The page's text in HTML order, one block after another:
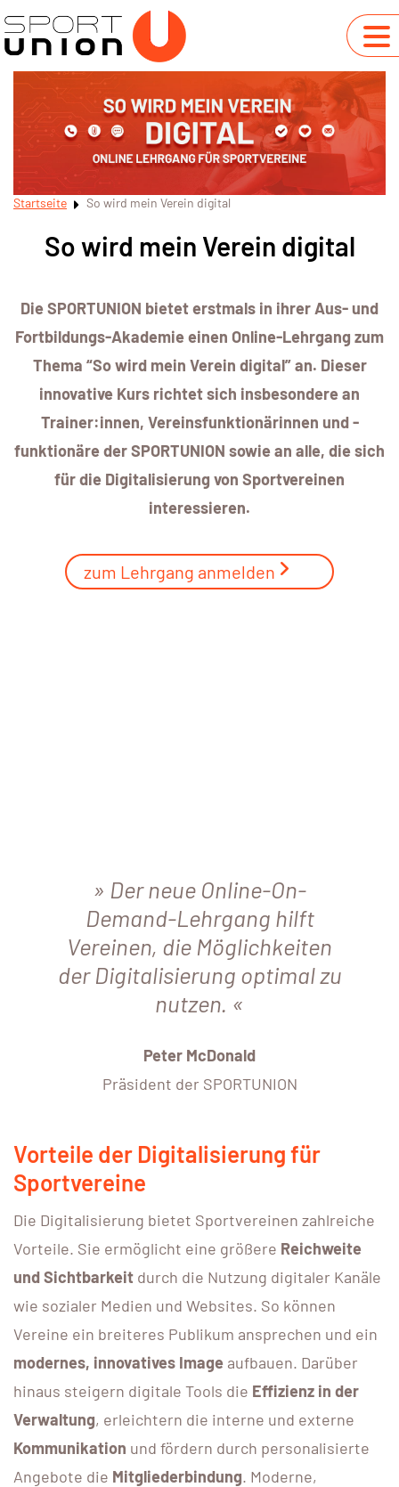
Startseite So wird mein Verein digital
So wird mein Verein digital
Die SPORTUNION bietet erstmals in ihrer Aus- und
Fortbildungs-Akademie einen Online-Lehrgang zum
Thema “So wird mein Verein digital” an. Dieser
innovative Kurs richtet sich insbesondere an
Trainer:innen, Vereinsfunktionärinnen und -
funktionäre der SPORTUNION sowie an alle, die sich
für die Digitalisierung von Sportvereinen
interessieren.
zum Lehrgang anmelden
Der neue Online-On-
Demand-Lehrgang hilft
Vereinen, die Möglichkeiten
der Digitalisierung optimal zu
nutzen.
Peter McDonald
Präsident der SPORTUNION
Vorteile der Digitalisierung für
Sportvereine
Die Digitalisierung bietet Sportvereinen zahlreiche
Vorteile. Sie ermöglicht eine größere Reichweite
und Sichtbarkeit durch die Nutzung digitaler Kanäle
wie sozialer Medien und Websites. So können
Vereine ein breiteres Publikum ansprechen und ein
modernes, innovatives Image aufbauen. Darüber
hinaus steigern digitale Tools die Effizienz in der
Verwaltung, erleichtern die interne und externe
Kommunikation und fördern durch personalisierte
Angebote die Mitgliederbindung. Moderne,